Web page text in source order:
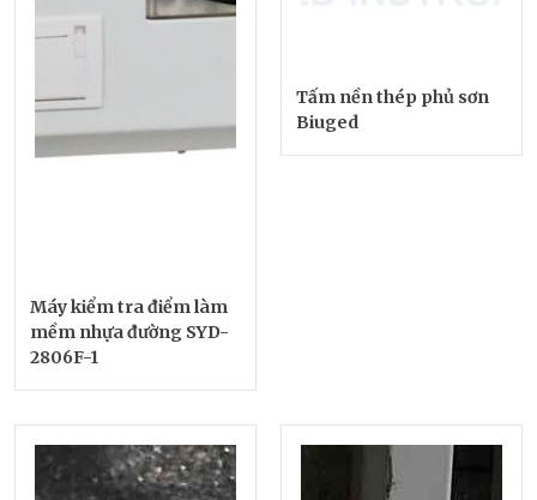
Máy kiểm tra điểm làm
mềm nhựa đường SYD-
2806F-1
Tấm nền thép phủ sơn
Biuged